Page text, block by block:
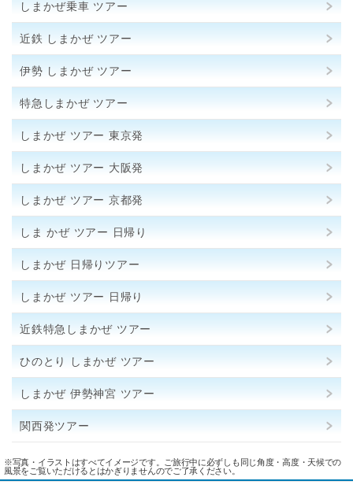
しまかぜ乗車 ツアー
近鉄 しまかぜ ツアー
伊勢 しまかぜ ツアー
特急しまかぜ ツアー
しまかぜ ツアー 東京発
しまかぜ ツアー 大阪発
しまかぜ ツアー 京都発
しま かぜ ツアー 日帰り
しまかぜ 日帰りツアー
しまかぜ ツアー 日帰り
近鉄特急しまかぜ ツアー
ひのとり しまかぜ ツアー
しまかぜ 伊勢神宮 ツアー
関西発ツアー
※写真・イラストはすべてイメージです。ご旅行中に必ずしも同じ角度・高度・天候での
風景をご覧いただけるとはかぎりませんのでご了承ください。